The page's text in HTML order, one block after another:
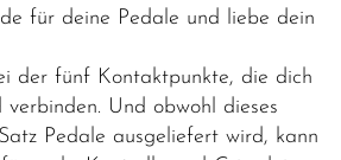
für deine Pedale und liebe dein
der fünf Kontaktpunkte, die dich
Und obwohl dieses
Pedale ausgeliefert wird, kann